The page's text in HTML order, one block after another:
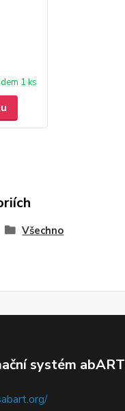
1 ks
Všechno
systém abART